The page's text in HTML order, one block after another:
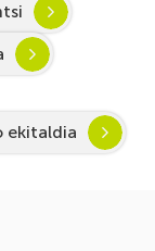
ekitaldia